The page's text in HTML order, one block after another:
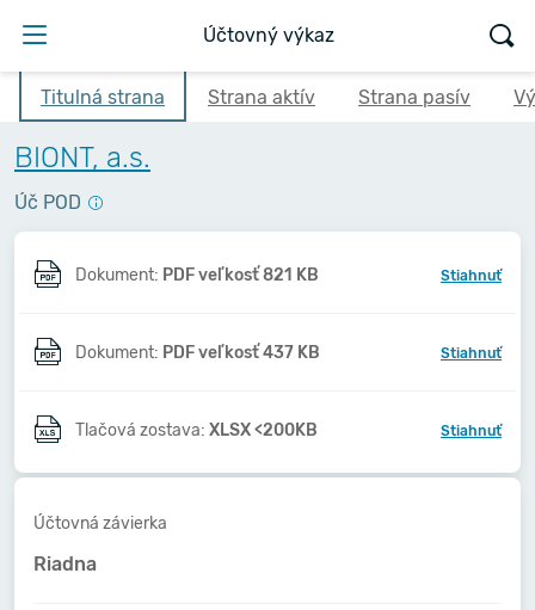
Účtovný výkaz
Titulná strana Strana aktív Strana pasív
BIONT, a.s.
Úč POD
Dokument: PDF veľkosť 821 KB Stiahnuť
Dokument: PDF veľkosť 437 KB Stiahnuť
Tlačová zostava: XLSX <200KB Stiahnuť
Účtovná závierka
Riadna